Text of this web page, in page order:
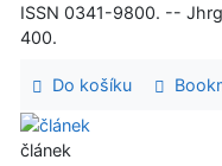
ISSN 0341-9800. --
400.
Do košíku
článek